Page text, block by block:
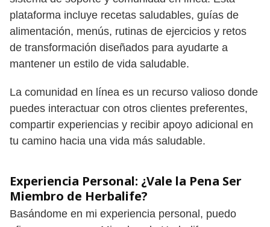
plataforma incluye recetas saludables, guías de
alimentación, menús, rutinas de ejercicios y retos
de transformación diseñados para ayudarte a
mantener un estilo de vida saludable.
La comunidad en línea es un recurso valioso donde
puedes interactuar con otros clientes preferentes,
compartir experiencias y recibir apoyo adicional en
tu camino hacia una vida más saludable.
Experiencia Personal: ¿Vale la Pena Ser
Miembro de Herbalife?
Basándome en mi experiencia personal, puedo